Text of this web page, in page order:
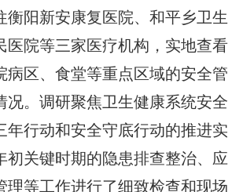
衡阳新安康复医院、和平乡卫生
医院等三家医疗机构，实地查看
病区、食堂等重点区域的安全管
况。调研聚焦卫生健康系统安全
年行动和安全守底行动的推进实
初关键时期的隐患排查整治、应
理等工作进行了细致检查和现场